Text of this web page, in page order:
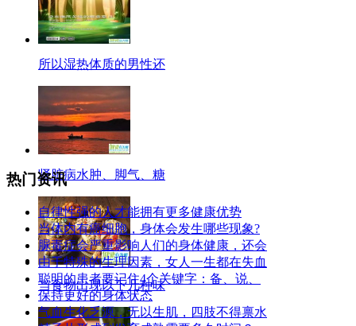
所以湿热体质的男性还
肾脏病水肿、脚气、糖
当食物出现以下几种味
热门资讯
自律性强的人才能拥有更多健康优势
当体内有癌细胞，身体会发生哪些现象?
脲毒症会严重影响人们的身体健康，还会
由于特殊的生理因素，女人一生都在失血
聪明的患者要记住4个关键字：备、说、
保持更好的身体状态
气血生化乏源，无以生肌，四肢不得禀水